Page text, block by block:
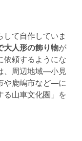
て自作していま
大人形の飾り物が
依頼するようにな
、周辺地域—小見
や鹿嶋市など—に
る山車文化圏」を